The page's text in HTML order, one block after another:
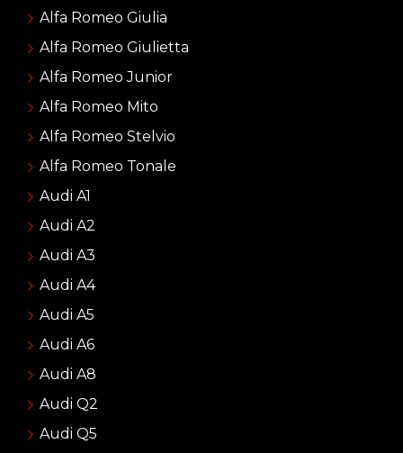
Alfa Romeo Giulia
Alfa Romeo Giulietta
Alfa Romeo Junior
Alfa Romeo Mito
Alfa Romeo Stelvio
Alfa Romeo Tonale
Audi A1
Audi A2
Audi A3
Audi A4
Audi A5
Audi A6
Audi A8
Audi Q2
Audi Q5